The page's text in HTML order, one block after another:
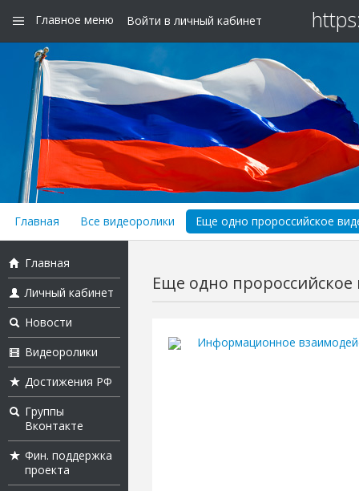
Главное меню Войти в личный кабинет
Главная Все видеоролики Еще одно пророссийское
Главная
Личный кабинет
Новости
Видеоролики
Достижения РФ
Группы
Вконтакте
Фин. поддержка
проекта
Еще одно пророссийское
Информационное